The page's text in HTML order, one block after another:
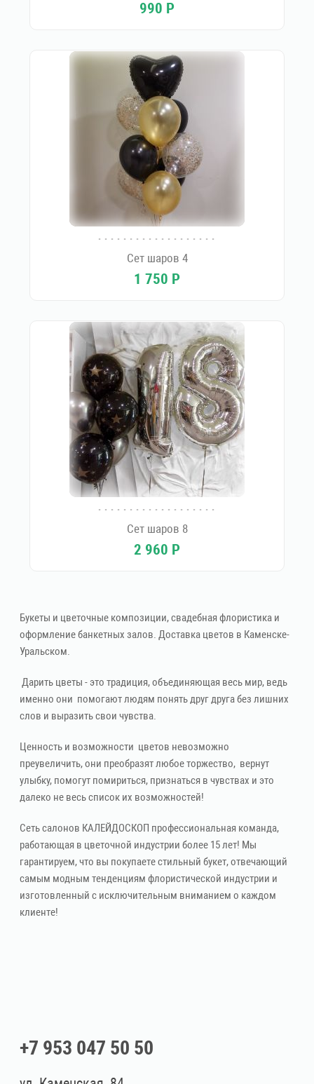
990 Р
Сет шаров 4
1 750 Р
Сет шаров 8
2 960 Р
Букеты и цветочные композиции, свадебная флористика и
оформление банкетных залов. Доставка цветов в Каменске-
Уральском.
Дарить цветы - это традиция, объединяющая весь мир, ведь
именно они помогают людям понять друг друга без лишних
слов и выразить свои чувства.
Ценность и возможности цветов невозможно
преувеличить, они преобразят любое торжество, вернут
улыбку, помогут помириться, признаться в чувствах и это
далеко не весь список их возможностей!
Сеть салонов КАЛЕЙДОСКОП профессиональная команда,
работающая в цветочной индустрии более 15 лет! Мы
гарантируем, что вы покупаете стильный букет, отвечающий
самым модным тенденциям флористической индустрии и
изготовленный с исключительным вниманием о каждом
клиенте!
+7 953 047 50 50